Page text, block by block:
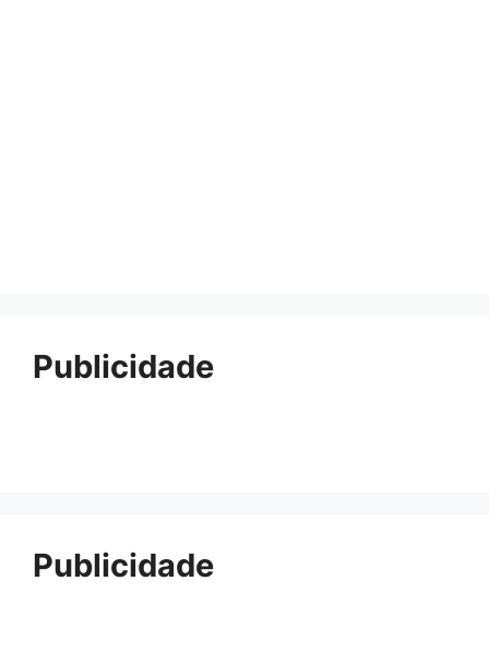
Publicidade
Publicidade